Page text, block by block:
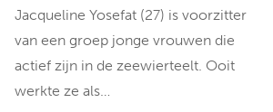
Jacqueline Yosefat (27) is voorzitter
van een groep jonge vrouwen die
actief zijn in de zeewierteelt. Ooit
werkte ze als…